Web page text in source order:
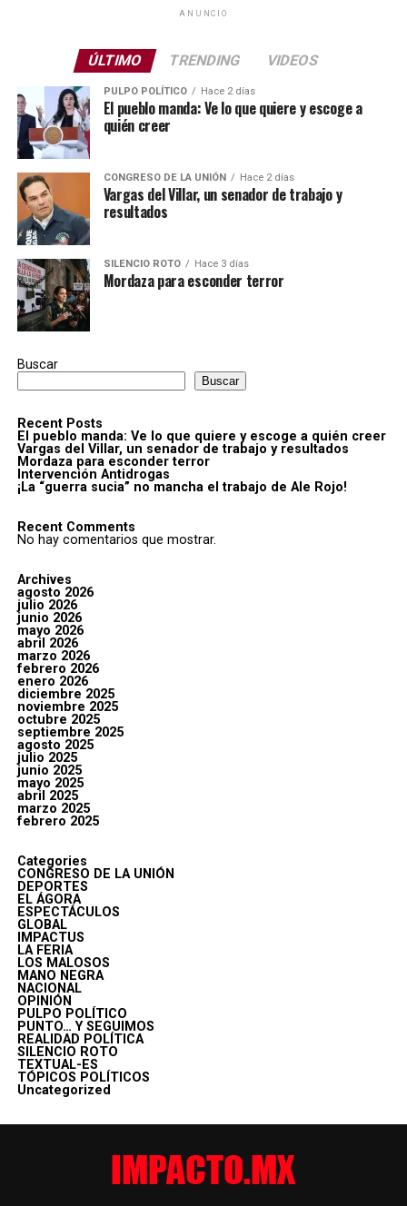
ANUNCIO
ÚLTIMO TRENDING VIDEOS
PULPO POLÍTICO Hace 2 días
El pueblo manda: Ve lo que quiere y escoge a
quién creer
CONGRESO DE LA UNIÓN Hace 2 días
Vargas del Villar, un senador de trabajo y
resultados
SILENCIO ROTO Hace 3 días
Mordaza para esconder terror
Buscar
Buscar
Recent Posts
El pueblo manda: Ve lo que quiere y escoge a quién creer
Vargas del Villar, un senador de trabajo y resultados
Mordaza para esconder terror
Intervención Antidrogas
¡La “guerra sucia” no mancha el trabajo de Ale Rojo!
Recent Comments
No hay comentarios que mostrar.
Archives
agosto 2026
julio 2026
junio 2026
mayo 2026
abril 2026
marzo 2026
febrero 2026
enero 2026
diciembre 2025
noviembre 2025
octubre 2025
septiembre 2025
agosto 2025
julio 2025
junio 2025
mayo 2025
abril 2025
marzo 2025
febrero 2025
Categories
CONGRESO DE LA UNIÓN
DEPORTES
EL ÁGORA
ESPECTÁCULOS
GLOBAL
IMPACTUS
LA FERIA
LOS MALOSOS
MANO NEGRA
NACIONAL
OPINIÓN
PULPO POLÍTICO
PUNTO… Y SEGUIMOS
REALIDAD POLÍTICA
SILENCIO ROTO
TEXTUAL-ES
TÓPICOS POLÍTICOS
Uncategorized